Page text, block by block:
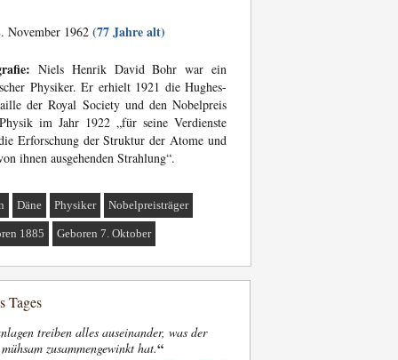
November 1962 (77 Jahre alt)
Niels Henrik David Bohr war ein
Physiker. Er erhielt 1921 die Hughes-
der Royal Society und den Nobelpreis
im Jahr 1922 „für seine Verdienste
Erforschung der Struktur der Atome und
ihnen ausgehenden Strahlung“.
Däne Physiker Nobelpreisträger
1885 Geboren 7. Oktober
Tages
treiben alles auseinander, was der
zusammengewinkt hat.“